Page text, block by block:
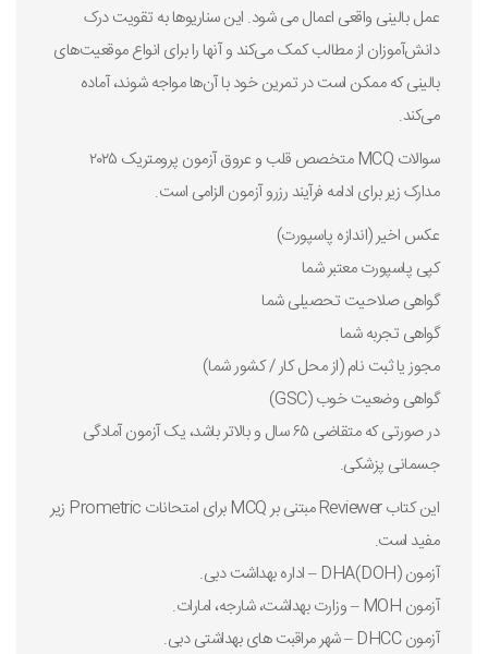
عمل بالینی واقعی اعمال می شود. این سناریوها به تقویت درک
دانش‌آموزان از مطالب کمک می‌کند و آنها را برای انواع موقعیت‌های
بالینی که ممکن است در تمرین خود با آن‌ها مواجه شوند، آماده
می‌کند.
سوالات MCQ متخصص قلب و عروق آزمون پرومتریک ۲۰۲۵
مدارک زیر برای ادامه فرآیند رزرو آزمون الزامی است.
عکس اخیر (اندازه پاسپورت)
کپی پاسپورت معتبر شما
گواهی صلاحیت تحصیلی شما
گواهی تجربه شما
مجوز یا ثبت نام (از محل کار / کشور شما)
گواهی وضعیت خوب (GSC)
در صورتی که متقاضی ۶۵ سال و بالاتر باشد، یک آزمون آمادگی
جسمانی پزشکی.
این کتاب Reviewer مبتنی بر MCQ برای امتحانات Prometric زیر
مفید است.
آزمون DHA(DOH) – اداره بهداشت دبی.
آزمون MOH – وزارت بهداشت، شارجه، امارات.
آزمون DHCC – شهر مراقبت های بهداشتی دبی.